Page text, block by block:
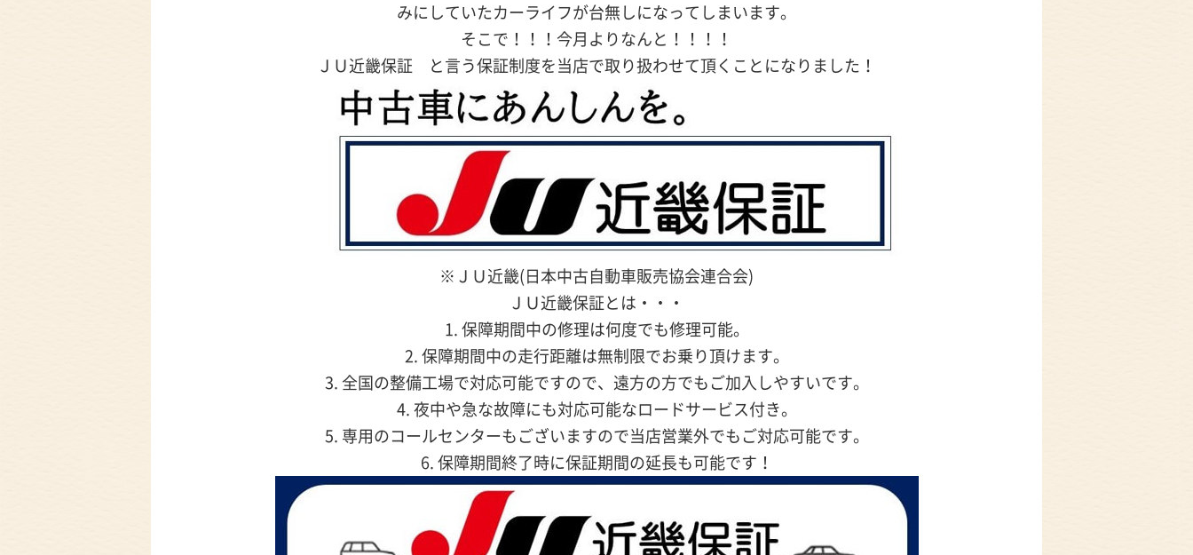
みにしていたカーライフが台無しになってしまいます。
そこで！！！今月よりなんと！！！！
ＪＵ近畿保証 と言う保証制度を当店で取り扱わせて頂くことになりました！
※ＪＵ近畿(日本中古自動車販売協会連合会)
ＪＵ近畿保証とは・・・
1. 保障期間中の修理は何度でも修理可能。
2. 保障期間中の走行距離は無制限でお乗り頂けます。
3. 全国の整備工場で対応可能ですので、遠方の方でもご加入しやすいです。
4. 夜中や急な故障にも対応可能なロードサービス付き。
5. 専用のコールセンターもございますので当店営業外でもご対応可能です。
6. 保障期間終了時に保証期間の延長も可能です！